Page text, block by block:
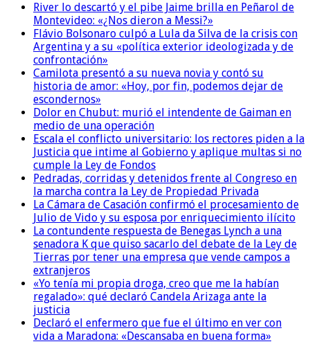
River lo descartó y el pibe Jaime brilla en Peñarol de
Montevideo: «¿Nos dieron a Messi?»
Flávio Bolsonaro culpó a Lula da Silva de la crisis con
Argentina y a su «política exterior ideologizada y de
confrontación»
Camilota presentó a su nueva novia y contó su
historia de amor: «Hoy, por fin, podemos dejar de
escondernos»
Dolor en Chubut: murió el intendente de Gaiman en
medio de una operación
Escala el conflicto universitario: los rectores piden a la
Justicia que intime al Gobierno y aplique multas si no
cumple la Ley de Fondos
Pedradas, corridas y detenidos frente al Congreso en
la marcha contra la Ley de Propiedad Privada
La Cámara de Casación confirmó el procesamiento de
Julio de Vido y su esposa por enriquecimiento ilícito
La contundente respuesta de Benegas Lynch a una
senadora K que quiso sacarlo del debate de la Ley de
Tierras por tener una empresa que vende campos a
extranjeros
«Yo tenía mi propia droga, creo que me la habían
regalado»: qué declaró Candela Arizaga ante la
justicia
Declaró el enfermero que fue el último en ver con
vida a Maradona: «Descansaba en buena forma»